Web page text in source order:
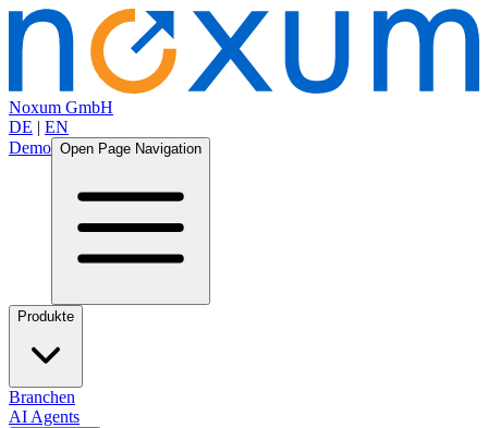
Noxum GmbH
DE | EN
Demo Open Page Navigation
Produkte
Branchen
AI Agents